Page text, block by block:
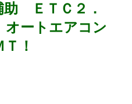
ＥＴＣ２．
ートエアコン
！